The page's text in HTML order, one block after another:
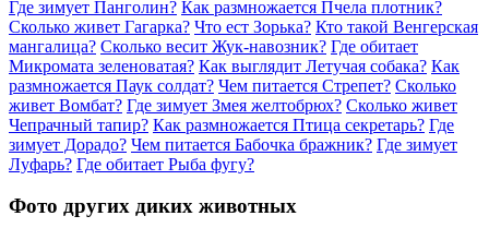
Где зимует Панголин? Как размножается Пчела плотник?
Сколько живет Гагарка? Что ест Зорька? Кто такой Венгерская
мангалица? Сколько весит Жук-навозник? Где обитает
Микромата зеленоватая? Как выглядит Летучая собака? Как
размножается Паук солдат? Чем питается Стрепет? Сколько
живет Вомбат? Где зимует Змея желтобрюх? Сколько живет
Чепрачный тапир? Как размножается Птица секретарь? Где
зимует Дорадо? Чем питается Бабочка бражник? Где зимует
Луфарь? Где обитает Рыба фугу?
Фото других диких животных